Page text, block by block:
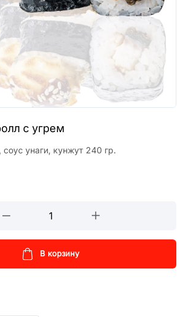
с угрем
соус унаги, кунжут 240 гр.
В корзину